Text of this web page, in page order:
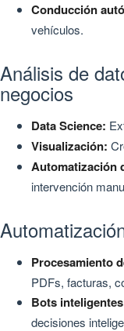
Conducción
vehículos.
Análisis de
negocios
Data Science:
Visualización:
Automatización
intervención
Procesamiento
PDFs, facturas,
Bots
decisiones